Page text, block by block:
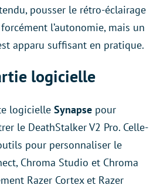
pousser le rétro-éclairage
l’autonomie, mais un
apparu suffisant en pratique.
logicielle
logicielle Synapse pour
le DeathStalker V2 Pro. Celle-
pour personnaliser le
Chroma Studio et Chroma
Razer Cortex et Razer